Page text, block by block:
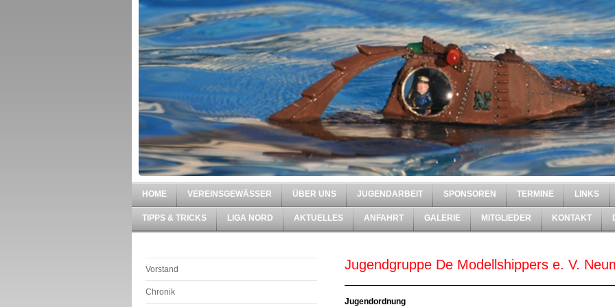
HOME VEREINSGEWÄSSER ÜBER UNS JUGENDARBEIT SPONSOREN TERMINE LINKS
TIPPS & TRICKS LIGA NORD AKTUELLES ANFAHRT GALERIE MITGLIEDER KONTAKT
Vorstand
Chronik
Jugendgruppe De Modellshippers e. V.
Jugendordnung